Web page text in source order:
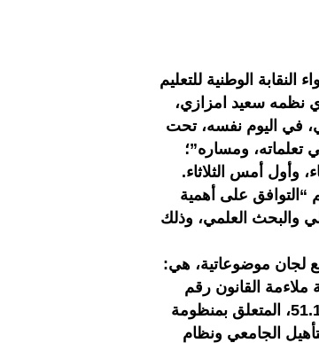
الوطنية للتعليم
نظمه سعيد امزازي،
في اليوم نفسه، تحت
ومساره”؛
وأول أمس الثلاثاء.
“التوافق على أهمية
والبحث العلمي، وذلك
لجان موضوعاتية، هي:
ملاءمة القانون رقم
01.00، المتعلق بالتعليم العالي مع مستجدات القانون الإطار رقم 51.17، المتعلق بمنظومة
الجامعي ونظام